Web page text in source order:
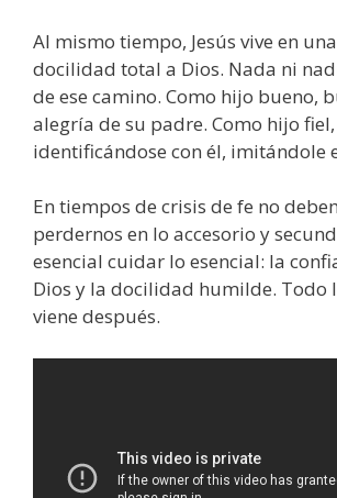
Al mismo tiempo, Jesús vive en
docilidad total a Dios. Nada ni
de ese camino. Como hijo bueno,
alegría de su padre. Como hijo fiel,
identificándose con él, imitándole
En tiempos de crisis de fe no
perdernos en lo accesorio y
esencial cuidar lo esencial: la
Dios y la docilidad humilde. Todo
viene después.